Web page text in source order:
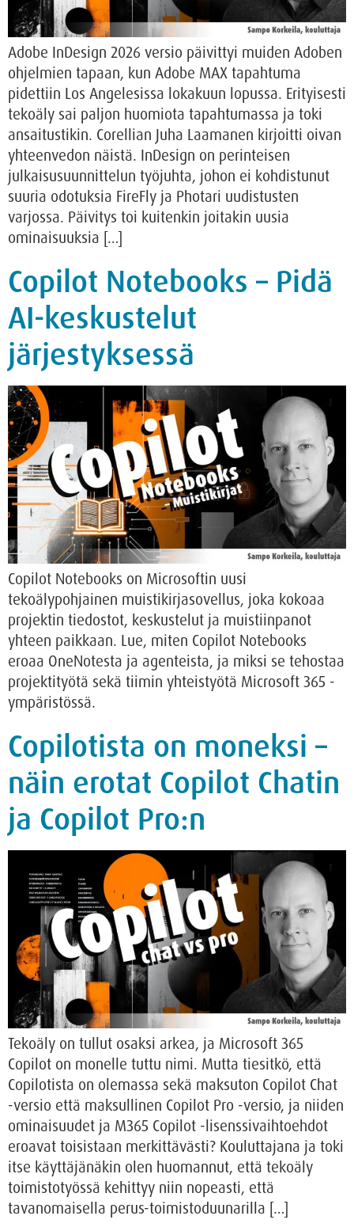
Adobe InDesign 2026 versio päivittyi muiden Adoben
ohjelmien tapaan, kun Adobe MAX tapahtuma
pidettiin Los Angelesissa lokakuun lopussa. Erityisesti
tekoäly sai paljon huomiota tapahtumassa ja toki
ansaitustikin. Corellian Juha Laamanen kirjoitti oivan
yhteenvedon näistä. InDesign on perinteisen
julkaisusuunnittelun työjuhta, johon ei kohdistunut
suuria odotuksia FireFly ja Photari uudistusten
varjossa. Päivitys toi kuitenkin joitakin uusia
ominaisuuksia […]
Copilot Notebooks – Pidä
AI-keskustelut
järjestyksessä
Copilot Notebooks on Microsoftin uusi
tekoälypohjainen muistikirjasovellus, joka kokoaa
projektin tiedostot, keskustelut ja muistiinpanot
yhteen paikkaan. Lue, miten Copilot Notebooks
eroaa OneNotesta ja agenteista, ja miksi se tehostaa
projektityötä sekä tiimin yhteistyötä Microsoft 365 -
ympäristössä.
Copilotista on moneksi –
näin erotat Copilot Chatin
ja Copilot Pro:n
Tekoäly on tullut osaksi arkea, ja Microsoft 365
Copilot on monelle tuttu nimi. Mutta tiesitkö, että
Copilotista on olemassa sekä maksuton Copilot Chat
-versio että maksullinen Copilot Pro -versio, ja niiden
ominaisuudet ja M365 Copilot -lisenssivaihtoehdot
eroavat toisistaan merkittävästi? Kouluttajana ja toki
itse käyttäjänäkin olen huomannut, että tekoäly
toimistotyössä kehittyy niin nopeasti, että
tavanomaisella perus-toimistoduunarilla […]